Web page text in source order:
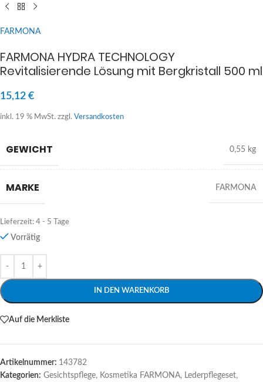
FARMONA
FARMONA HYDRA TECHNOLOGY
Revitalisierende Lösung mit Bergkristall 500 ml
15,12 €
inkl. 19 % MwSt. zzgl. Versandkosten
GEWICHT 0,55 kg
MARKE FARMONA
Lieferzeit: 4 - 5 Tage
Vorrätig
IN DEN WARENKORB
Alternative:
Auf die Merkliste
Artikelnummer: 143782
Kategorien: Gesichtspflege, Kosmetika FARMONA, Lederpflegeset,